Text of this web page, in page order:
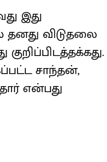
இது
விடுதலை
சாந்தன்,
என்பது